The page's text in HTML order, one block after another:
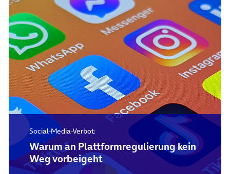
Social-Media-Verbot:
Warum an Plattformregulierung kein
Weg vorbeigeht